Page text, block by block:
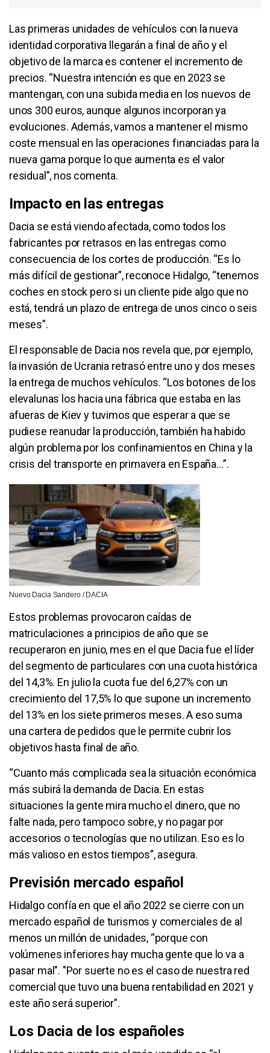
Las primeras unidades de vehículos con la nueva
identidad corporativa llegarán a final de año y el
objetivo de la marca es contener el incremento de
precios. “Nuestra intención es que en 2023 se
mantengan, con una subida media en los nuevos de
unos 300 euros, aunque algunos incorporan ya
evoluciones. Además, vamos a mantener el mismo
coste mensual en las operaciones financiadas para la
nueva gama porque lo que aumenta es el valor
residual”, nos comenta.
Impacto en las entregas
Dacia se está viendo afectada, como todos los
fabricantes por retrasos en las entregas como
consecuencia de los cortes de producción. “Es lo
más difícil de gestionar”, reconoce Hidalgo, “tenemos
coches en stock pero si un cliente pide algo que no
está, tendrá un plazo de entrega de unos cinco o seis
meses”.
El responsable de Dacia nos revela que, por ejemplo,
la invasión de Ucrania retrasó entre uno y dos meses
la entrega de muchos vehículos. “Los botones de los
elevalunas los hacia una fábrica que estaba en las
afueras de Kiev y tuvimos que esperar a que se
pudiese reanudar la producción, también ha habido
algún problema por los confinamientos en China y la
crisis del transporte en primavera en España…”.
Nuevo Dacia Sandero / DACIA
Estos problemas provocaron caídas de
matriculaciones a principios de año que se
recuperaron en junio, mes en el que Dacia fue el líder
del segmento de particulares con una cuota histórica
del 14,3%. En julio la cuota fue del 6,27% con un
crecimiento del 17,5% lo que supone un incremento
del 13% en los siete primeros meses. A eso suma
una cartera de pedidos que le permite cubrir los
objetivos hasta final de año.
“Cuanto más complicada sea la situación económica
más subirá la demanda de Dacia. En estas
situaciones la gente mira mucho el dinero, que no
falte nada, pero tampoco sobre, y no pagar por
accesorios o tecnologías que no utilizan. Eso es lo
más valioso en estos tiempos”, asegura.
Previsión mercado español
Hidalgo confía en que el año 2022 se cierre con un
mercado español de turismos y comerciales de al
menos un millón de unidades, “porque con
volúmenes inferiores hay mucha gente que lo va a
pasar mal". "Por suerte no es el caso de nuestra red
comercial que tuvo una buena rentabilidad en 2021 y
este año será superior”.
Los Dacia de los españoles